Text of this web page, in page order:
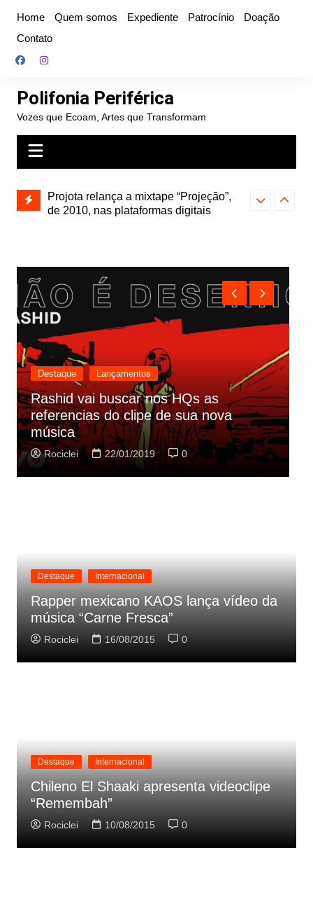
conteúdo
Home Quem somos Expediente Patrocínio
Doação
Contato
Polifonia Periférica
Vozes que Ecoam, Artes que Transformam
e abre
autoral,
Projota relança a mixtape “Projeção”,
de 2010, nas plataformas digitais
Farofa
Destaque Lançamentos
Rashid vai buscar nos HQs as
referencias do clipe de sua nova
música
Rociclei 22/01/2019 0
Destaque Internacional
Rapper mexicano KAOS lança vídeo da
música “Carne Fresca”
Rociclei 16/08/2015 0
Destaque Internacional
Chileno El Shaaki apresenta videoclipe
“Remembah”
Rociclei 10/08/2015 0